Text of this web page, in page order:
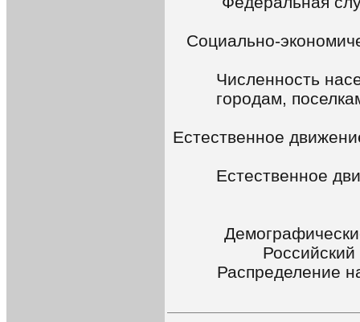
Социально-
Численность
городам,
Естественное
Естественное
Распределение